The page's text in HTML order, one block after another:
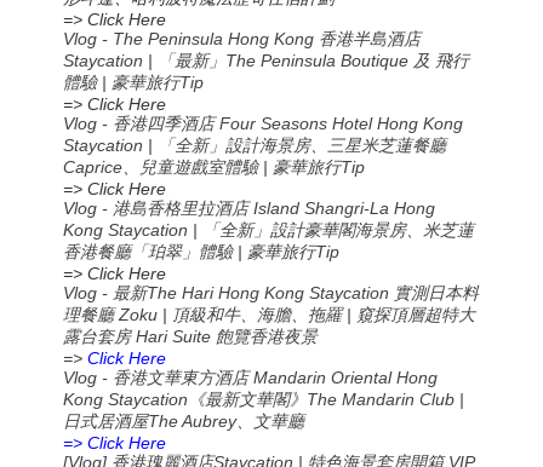
=> Click Here
Vlog - The Peninsula Hong Kong 香港半島酒店
Staycation | 「最新」The Peninsula Boutique 及 飛行
體驗 | 豪華旅行Tip
=> Click Here
Vlog - 香港四季酒店 Four Seasons Hotel Hong Kong
Staycation | 「全新」設計海景房、三星米芝蓮餐廳
Caprice、兒童遊戲室體驗 | 豪華旅行Tip
=> Click Here
Vlog - 港島香格里拉酒店 Island Shangri-La Hong
Kong Staycation | 「全新」設計豪華閣海景房、米芝蓮
香港餐廳「珀翠」體驗 | 豪華旅行Tip
=> Click Here
Vlog - 最新The Hari Hong Kong Staycation 實測日本料
理餐廳Zoku | 頂級和牛、海膽、拖羅| 窺探頂層超特大
露台套房Hari Suite 飽覽香港夜景
=>Click Here
Vlog - 香港文華東方酒店Mandarin Oriental Hong
Kong Staycation 《最新文華閣》 The Mandarin Club |
日式居酒屋The Aubrey、文華廳
=> Click Here
[Vlog] 香港瑰麗酒店Staycation | 特色海景套房開箱VIP